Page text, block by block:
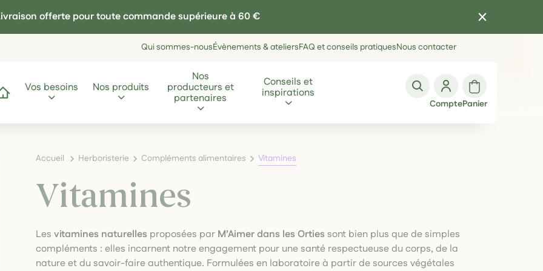
offerte pour toute commande supérieure à 60 €
Qui sommes-nousÉvènements & ateliersFAQ et conseils pratiquesNous contacter
Vos besoins Nos produits
Nos
producteurs et
partenaires
Conseils et
inspirations
ComptePanier
Accueil Herboristerie Compléments alimentaires Vitamines
Vitamines
Lesvitamines naturelles proposées par M’Aimer dans les Ortiessont bien plus que de simples
compléments : elles incarnent notre engagement pour une santé respectueuse du corps, de la
nature et du savoir-faire authentique. Formulées en laboratoire à partir de sources végétales